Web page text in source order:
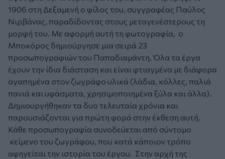
1906 στη Δεξαμενή ο φίλος του, συγγραφέας Παύλος
Νιρβάνας, παραδίδοντας στους μεταγενέστερους τη
μορφή του. Με αφορμή αυτή τη φωτογραφία, ο
Μποκόρος δημιούργησε μια σειρά 23
προσωπογραφιών του Παπαδιαμάντη. Όλα τα έργα
έχουν την ίδια διάσταση και είναι φτιαγμένα με διάφορα
αγαπημένα στον ζωγράφο υλικά (λάδια, κόλλες, παλιά
πανιά και υφάσματα, χρησιμοποιημένα ξύλα και άλλα).
Δημιουργήθηκαν τα δυο τελευταία χρόνια και
παρουσιάζονται για πρώτη φορά στην έκθεση αυτή.
Κάθε προσωπογραφία συνοδεύεται από σύντομο
κείμενο του ζωγράφου, που κατά κάποιον τρόπο
αφηγείται την ιστορία του έργου. Στην αρχή της